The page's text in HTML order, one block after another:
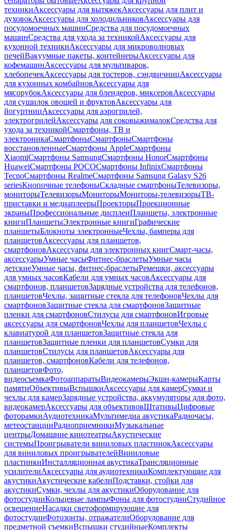
техникиАксессуары для вытяжекАксессуары для плит и
духовокАксессуары для холодильниковАксессуары для
посудомоечных машинСредства для посудомоечных
машинСредства для ухода за техникойАксессуары для
кухонной техникиАксессуары для микроволновых
печейВакуумные пакеты, контейнерыАксессуары для
кофемашинАксессуары для мультиварок,
хлебопечекАксессуары для тостеров, сэндвичницАксессуары
для кухонных комбайновАксессуары для
мясорубокАксессуары для блендеров, миксеровАксессуары
для сушилок овощей и фруктовАксессуары для
йогуртницАксессуары для аэрогрилей,
электрогрилейАксессуары для соковыжималокСредства для
ухода за техникойСмартфоны, ТВ и
электроникаСмартфоныСмартфоныСмартфоны
восстановленныеСмартфоны AppleСмартфоны
XiaomiСмартфоны SamsungСмартфоны HonorСмартфоны
HuaweiСмартфоны POCOСмартфоны InfinixСмартфоны
TecnoСмартфоны RealmeСмартфоны Samsung Galaxy S26
seriesКнопочные телефоныСкладные смартфоныТелевизоры,
мониторыТелевизорыМониторыМониторы-телевизорыТВ-
приставки и медиаплеерыПроекторыПроекционные
экраныПрофессиональные дисплеиПланшеты, электронные
книгиПланшетыЭлектронные книгиГрафические
планшетыБлокноты электронныеЧехлы, бамперы для
планшетовАксессуары для планшетов,
смартфоновАксессуары для электронных книгСмарт-часы,
аксессуарыУмные часыФитнес-браслетыУмные часы
детскиеУмные часы, фитнес-браслетыРемешки, аксессуары
для умных часовКабели для умных часовАксессуары для
смартфонов, планшетовЗарядные устройства для телефонов,
планшетовЧехлы, защитные стекла для телефоновЧехлы для
смартфоновЗащитные стекла для смартфоновЗащитные
пленки для смартфоновСтилусы для смартфоновИгровые
аксессуары для смартфоновЧехлы для планшетовЧехлы с
клавиатурой для планшетовЗащитные стекла для
планшетовЗащитные пленки для планшетовСумки для
планшетовСтилусы для планшетовАксессуары для
планшетов, смартфоновКабели для телефонов,
планшетовФото,
видеосъемкаФотоаппаратыВидеокамерыЭкшн-камерыКарты
памятиОбъективыВспышкиАксессуары для камерСумки и
чехлы для камерЗарядные устройства, аккумуляторы для фото,
видеокамерАксессуары для объективовШтативыЦифровые
фоторамкиАудиотехникаМультимедиа акустикаРадиочасы,
метеостанцииРадиоприемникиМузыкальные
центрыДомашние кинотеатрыАкустические
системыПроигрыватели виниловых пластинокАксессуары
для виниловых проигрывателейВиниловые
пластинкиИнсталляционная акустикаТрансляционные
усилителиАксессуары для аудиотехникиКомплектующие для
акустикиАкустические кабелиПодставки, стойки для
акустикиСумки, чехлы для акустикиОборудование для
фотостудииКольцевые лампыФоны для фотостудииСтудийное
освещениеНасадки светоформирующие для
фотостудииФотозонты, отражателиОборудование для
предметной съемкиВспышки студийныеКомплекты